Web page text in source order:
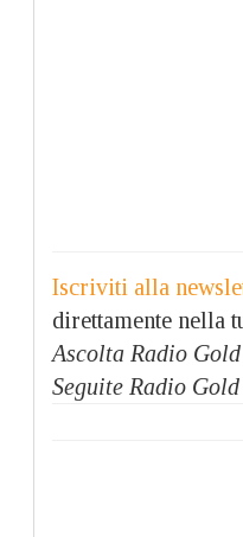
Iscriviti alla
direttamente nella
Ascolta Radio
Seguite Radio